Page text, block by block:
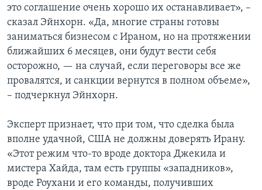
это соглашение очень хорошо их останавливает», –
сказал Эйнхорн. «Да, многие страны готовы
заниматься бизнесом с Ираном, но на протяжении
ближайших 6 месяцев, они будут вести себя
осторожно, — на случай, если переговоры все же
провалятся, и санкции вернутся в полном объеме»,
– подчеркнул Эйнхорн.
Эксперт признает, что при том, что сделка была
вполне удачной, США не должны доверять Ирану.
«Этот режим что-то вроде доктора Джекила и
мистера Хайда, там есть группы «западников»,
вроде Роухани и его команды, получивших